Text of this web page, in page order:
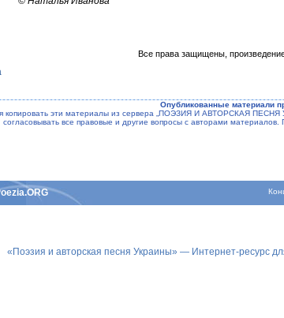
Все права защищены,
Опубликованные материали
копировать эти материалы из сервера „ПОЭЗИЯ И АВТОРСКАЯ
согласовывать все правовые и другие вопросы с авторами
«Поэзия и авторская песня Украины» — Интернет-ресурс